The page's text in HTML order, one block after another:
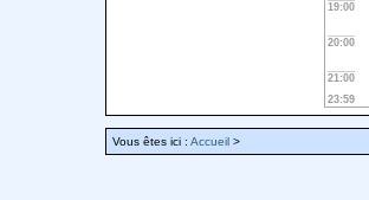
19:00
20:00
21:00
23:59
Vous êtes ici : Accueil >